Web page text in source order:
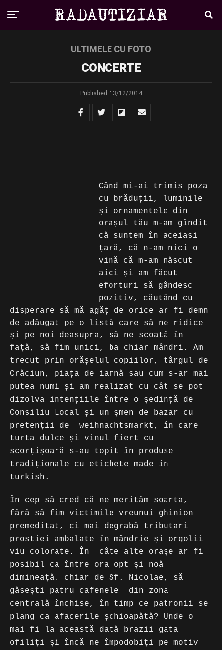
ULTIMELE CU FOTO
CONCERTE
Published 13/12/2014
Când mi-ai trimis poza
cu brăduții, luminile
și ornamentele din
orașul tău m-am gîndit
că suntem în aceiasi
țară, că n-am nici o
vină că m-am născut
aici și am făcut
eforturi să gândesc
pozitiv, căutând cu
disperare să mă agăț de orice ar fi demn
de adăugat pe o listă care să ne ridice
și pe noi deasupra, să ne scoată în
față, să fim unici, ba chiar mândri. Am
trecut prin orășelul copiilor, târgul de
Crăciun, piața de iarnă sau cum s-ar mai
putea numi și am realizat cu cât se pot
dizolva intențiile între o ședință de
Consiliu Local și un șmen de bazar cu
pretenții de weihnachtsmarkt, în care
turta dulce și vinul fiert cu
scorțișoară s-au topit în produse
tradiționale cu etichete made in
turkish.
În cep să cred că ne merităm soarta,
fără să fim victimile vreunui ghinion
premeditat, ci mai degrabă tributari
prostiei ambalate în mândrie și orgolii
viu colorate. În câte alte orașe ar fi
posibil ca între ora opt și noă
dimineață, chiar de Sf. Nicolae, să
găsești patru cafenele din zona
centrală închise, în timp ce patronii se
plang ca afacerile șchioapătă? Unde o
mai fi la această dată brazii gata
ofiliți și încă ne împodobiți pe motiv